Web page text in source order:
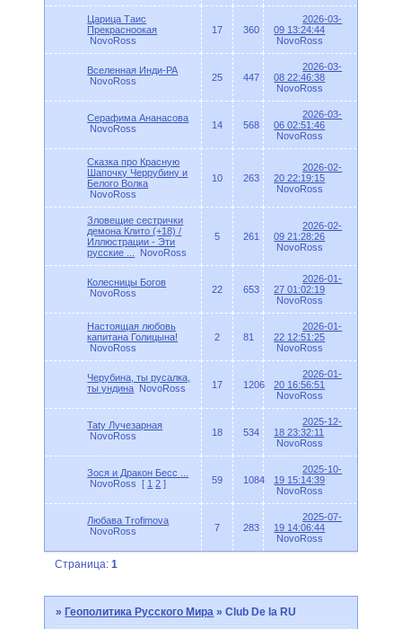
Царица Таис
Прекрасноокая
NovoRoss
17 360
2026-03-
09 13:24:44
NovoRoss
Вселенная Инди-РА
NovoRoss
25 447
2026-03-
08 22:46:38
NovoRoss
Серафима Ананасова
NovoRoss
14 568
2026-03-
06 02:51:46
NovoRoss
Сказка про Красную
Шапочку Черрубину и
Белого Волка
NovoRoss
10 263
2026-02-
20 22:19:15
NovoRoss
Зловещие сестрички
демона Клито (+18) /
Иллюстрации - Эти
русские ...
NovoRoss
5 261
2026-02-
09 21:28:26
NovoRoss
Колесницы Богов
NovoRoss
22 653
2026-01-
27 01:02:19
NovoRoss
Настоящая любовь
капитана Голицына!
NovoRoss
2 81
2026-01-
22 12:51:25
NovoRoss
Черубина, ты русалка,
ты ундина NovoRoss 17 1206
2026-01-
20 16:56:51
NovoRoss
Taty Лучезарная
NovoRoss
18 534
2025-12-
18 23:32:11
NovoRoss
Зося и Дракон Бесс ...
NovoRoss
[ 1 2 ] 59 1084
2025-10-
19 15:14:39
NovoRoss
Любава Trofimova
NovoRoss
7 283
2025-07-
19 14:06:44
NovoRoss
Страница:1
»Геополитика Русского Мира »Club De la RU